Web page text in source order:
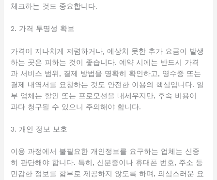
체크하는 것도 중요합니다.
2. 가격 투명성 확보
가격이 지나치게 저렴하거나, 예상치 못한 추가 요금이 발생
하는 곳은 피하는 것이 좋습니다. 예약 시에는 반드시 가격
과 서비스 범위, 결제 방법을 명확히 확인하고, 영수증 또는
결제 내역서를 요청하는 것도 안전한 이용의 핵심입니다. 일
부 업체는 할인 또는 프로모션을 내세우지만, 후속 비용이
과다 청구될 수 있으니 주의해야 합니다.
3. 개인 정보 보호
이용 과정에서 불필요한 개인정보를 요구하는 업체는 신중
히 판단해야 합니다. 특히, 신분증이나 휴대폰 번호, 주소 등
민감한 정보를 함부로 제공하지 않도록 하며, 의심스러운 요